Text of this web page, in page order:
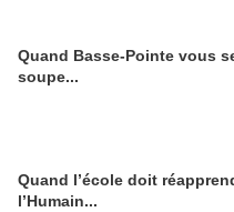
Quand Basse-Pointe vous
soupe...
Quand l’école doit
l’Humain...